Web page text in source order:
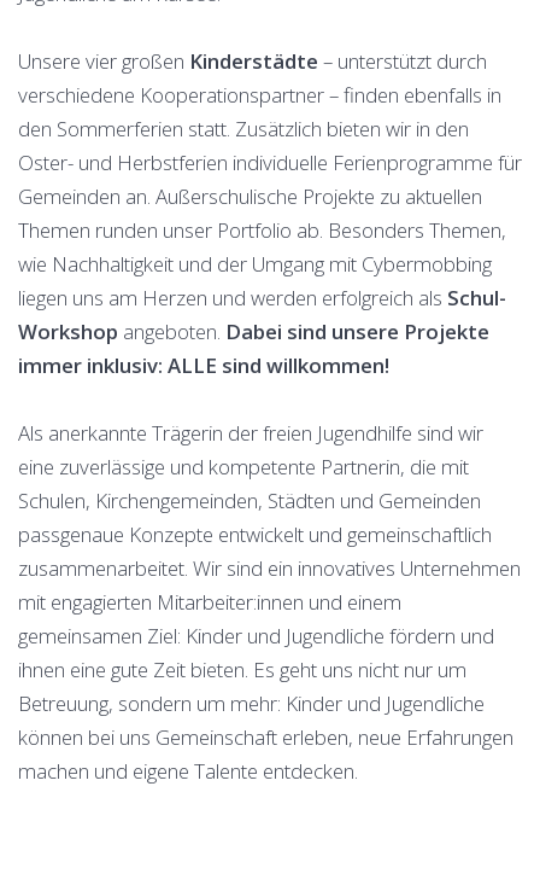
Unsere vier großen Kinderstädte – unterstützt durch
verschiedene Kooperationspartner – finden ebenfalls in
den Sommerferien statt. Zusätzlich bieten wir in den
Oster- und Herbstferien individuelle Ferienprogramme für
Gemeinden an. Außerschulische Projekte zu aktuellen
Themen runden unser Portfolio ab. Besonders Themen,
wie Nachhaltigkeit und der Umgang mit Cybermobbing
liegen uns am Herzen und werden erfolgreich als Schul-
Workshop angeboten. Dabei sind unsere Projekte
immer inklusiv: ALLE sind willkommen!
Als anerkannte Trägerin der freien Jugendhilfe sind wir
eine zuverlässige und kompetente Partnerin, die mit
Schulen, Kirchengemeinden, Städten und Gemeinden
passgenaue Konzepte entwickelt und gemeinschaftlich
zusammenarbeitet. Wir sind ein innovatives Unternehmen
mit engagierten Mitarbeiter:innen und einem
gemeinsamen Ziel: Kinder und Jugendliche fördern und
ihnen eine gute Zeit bieten. Es geht uns nicht nur um
Betreuung, sondern um mehr: Kinder und Jugendliche
können bei uns Gemeinschaft erleben, neue Erfahrungen
machen und eigene Talente entdecken.